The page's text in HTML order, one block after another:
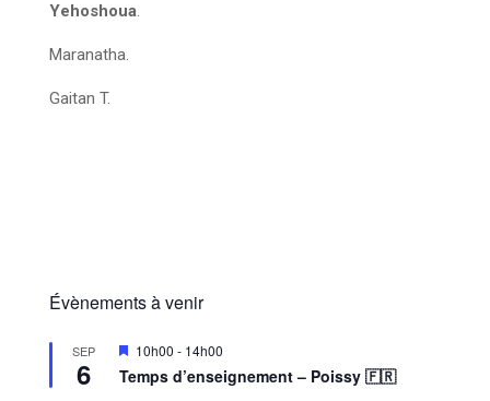
Yehoshoua.
Maranatha.
Gaitan T.
Évènements à venir
SEP
6
M
s
10h00 - 14h00
Temps d’enseignement – Poissy 🇫🇷